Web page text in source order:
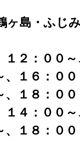
ヶ島・ふじ
１２：００
、１６：０
、１８：０
１４：００
、１８：０